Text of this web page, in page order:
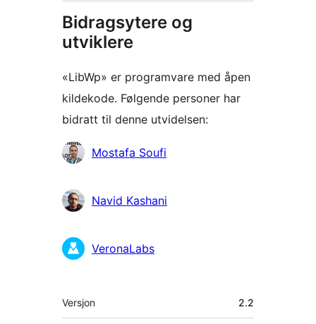
Bidragsytere og
utviklere
«LibWp» er programvare med åpen
kildekode. Følgende personer har
bidratt til denne utvidelsen:
Bidragsytere
Mostafa Soufi
Navid Kashani
VeronaLabs
Meta
Versjon 2.2